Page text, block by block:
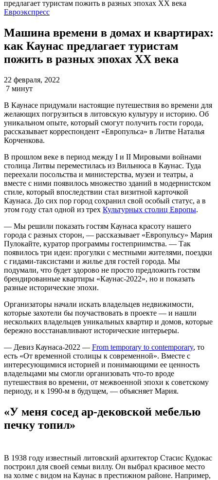
Евроэкспресс
Машина времени в домах и квартирах:
как Каунас предлагает туристам
пожить в разных эпохах XX века
22 февраля, 2022
7 минут
В Каунасе придумали настоящие путешествия во времени для
желающих погрузиться в литовскую культуру и историю. Об
уникальном опыте, который смогут получить гости города,
рассказывает корреспондент «Европульса» в Литве Наталья
Корченкова.
В прошлом веке в период между I и II Мировыми войнами
столица Литвы переместилась из Вильнюса в Каунас. Туда
переехали посольства и министерства, музеи и театры, а
вместе с ними появилось множество зданий в модернистском
стиле, который впоследствии стал визитной карточкой
Каунаса. До сих пор город сохранил свой особый статус, а в
этом году стал одной из трех Культурных столиц Европы.
— Мы решили показать гостям Каунаса красоту нашего
города с разных сторон, — рассказывает «Европульсу» Мария
Пулокайте, куратор программы гостеприимства. — Так
появилось три идеи: прогулки с местными жителями, поездки
с гидами-таксистами и жилье для гостей города. Мы
подумали, что будет здорово не просто предложить гостям
брендированные квартиры «Каунас-2022», но и показать
разные исторические эпохи.
Организаторы начали искать владельцев недвижимости,
которые захотели бы поучаствовать в проекте — и нашли
нескольких владельцев уникальных квартир и домов, которые
бережно восстанавливают исторические интерьеры.
— Девиз Каунаса-2022 — From temporary to contemporary, то
есть «От временной столицы к современной». Вместе с
интересующимися историей и понимающими ее ценность
владельцами мы смогли организовать что-то вроде
путешествия во времени, от межвоенной эпохи к советскому
периоду, и к 1990-м в будущем, — объясняет Мария.
«У меня сосед ар-дековской мебелью
печку топил»
В 1938 году известный литовский архитектор Стасис Кудокас
построил для своей семьи виллу. Он выбрал красивое место
на холме с видом на Каунас в престижном районе. Например,